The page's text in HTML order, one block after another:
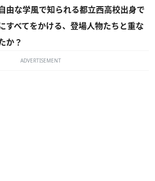
な学風で知られる都立西高校出身で
すべてをかける、登場人物たちと重な
か？
ADVERTISEMENT